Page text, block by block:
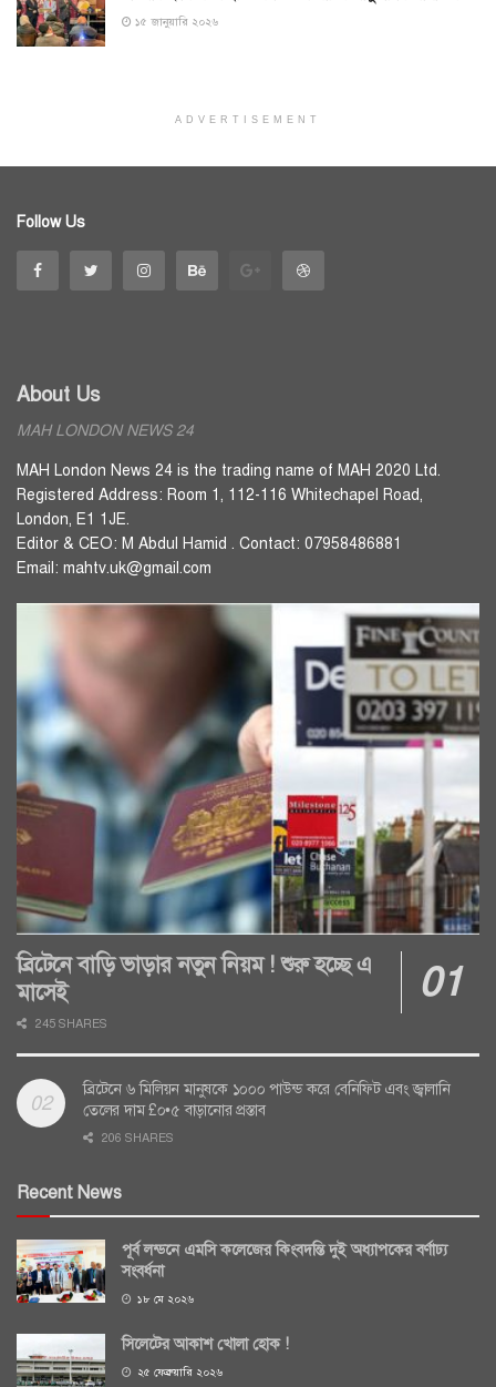
১৫ জানুয়ারি ২০২৬
ADVERTISEMENT
Follow Us
About Us
MAH LONDON NEWS 24
MAH London News 24 is the trading name of MAH 2020 Ltd.
Registered Address: Room 1, 112-116 Whitechapel Road,
London, E1 1JE.
Editor & CEO: M Abdul Hamid . Contact: 07958486881
Email: mahtv.uk@gmail.com
ব্রিটেনে বাড়ি ভাড়ার নতুন নিয়ম ! শুরু হচ্ছে এ
মাসেই
245 SHARES
ব্রিটেনে ৬ মিলিয়ন মানুষকে ১০০০ পাউন্ড করে বেনিফিট এবং জ্বালানি
তেলের দাম £০•৫ বাড়ানোর প্রস্তাব
206 SHARES
Recent News
পূর্ব লন্ডনে এমসি কলেজের কিংবদন্তি দুই অধ্যাপকের বর্ণাঢ্য
সংবর্ধনা
১৮ মে ২০২৬
সিলেটের আকাশ খোলা হোক !
২৫ ফেব্রুয়ারি ২০২৬